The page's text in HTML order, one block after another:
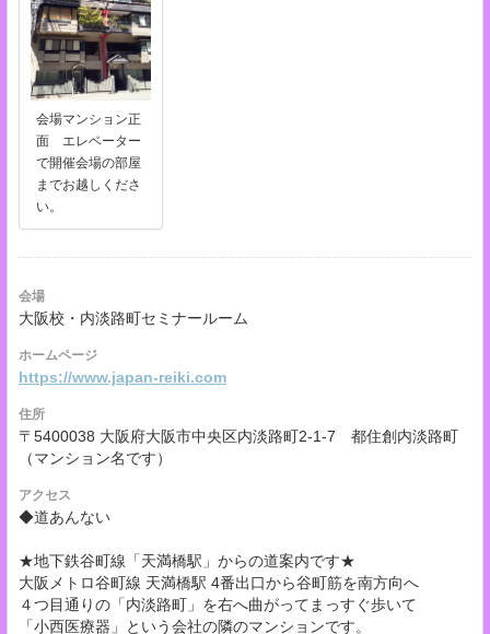
会場マンション正
面 エレベーター
で開催会場の部屋
までお越しくださ
い。
会場
大阪校・内淡路町セミナールーム
ホームページ
https://www.japan-reiki.com
住所
〒5400038 大阪府大阪市中央区内淡路町2-1-7 都住創内淡路町
（マンション名です）
アクセス
◆道あんない
★地下鉄谷町線「天満橋駅」からの道案内です★
大阪メトロ谷町線 天満橋駅 4番出口から谷町筋を南方向へ
４つ目通りの「内淡路町」を右へ曲がってまっすぐ歩いて
「小西医療器」という会社の隣のマンションです。